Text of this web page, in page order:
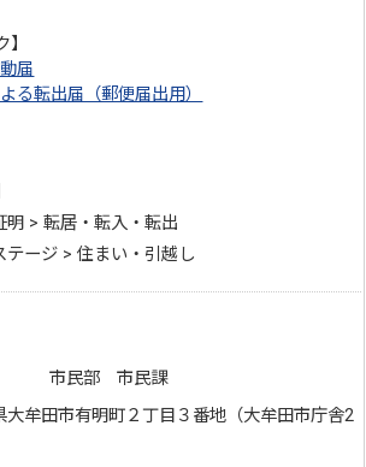
】
届
る転出届（郵便届出用）
明 > 転居・転入・転出
テージ > 住まい・引越し
市民部 市民課
大牟田市有明町２丁目３番地（大牟田市庁舎2